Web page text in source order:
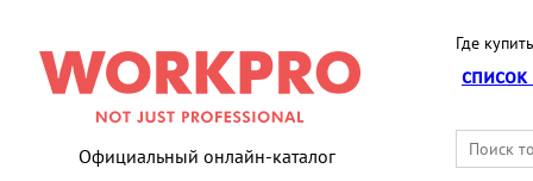
Официальный онлайн-каталог
Где